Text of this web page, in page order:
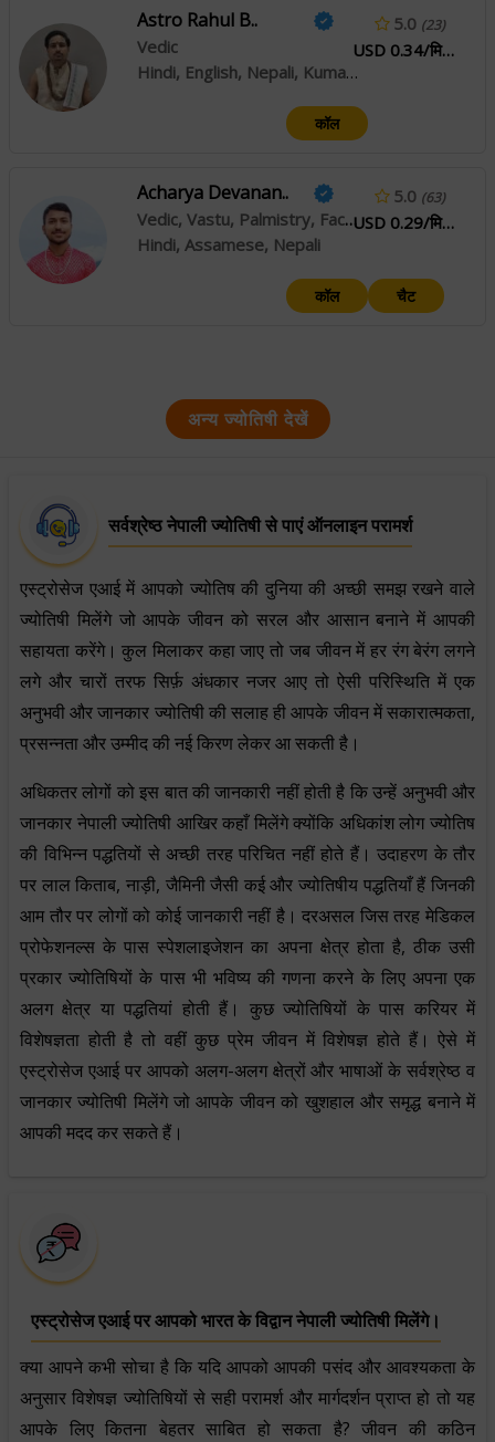
Astro Rahul B..
Vedic
Hindi, English, Nepali, Kumaoni
5.0 (23)
USD 0.34/मिनट
कॉल
Acharya Devanan..
Vedic, Vastu, Palmistry, Face Reading
Hindi, Assamese, Nepali
5.0 (63)
USD 0.29/मिनट
कॉल चैट
अन्य ज्योतिषी देखें
सर्वश्रेष्ठ नेपाली ज्योतिषी से पाएं ऑनलाइन परामर्श
एस्ट्रोसेज एआई में आपको ज्योतिष की दुनिया की अच्छी समझ रखने वाले
ज्योतिषी मिलेंगे जो आपके जीवन को सरल और आसान बनाने में आपकी
सहायता करेंगे। कुल मिलाकर कहा जाए तो जब जीवन में हर रंग बेरंग लगने
लगे और चारों तरफ सिर्फ़ अंधकार नजर आए तो ऐसी परिस्थिति में एक
अनुभवी और जानकार ज्योतिषी की सलाह ही आपके जीवन में सकारात्मकता,
प्रसन्नता और उम्मीद की नई किरण लेकर आ सकती है।
अधिकतर लोगों को इस बात की जानकारी नहीं होती है कि उन्हें अनुभवी और
जानकार नेपाली ज्योतिषी आखिर कहाँ मिलेंगे क्योंकि अधिकांश लोग ज्योतिष
की विभिन्न पद्धतियों से अच्छी तरह परिचित नहीं होते हैं। उदाहरण के तौर
पर लाल किताब, नाड़ी, जैमिनी जैसी कई और ज्योतिषीय पद्धतियाँ हैं जिनकी
आम तौर पर लोगों को कोई जानकारी नहीं है। दरअसल जिस तरह मेडिकल
प्रोफेशनल्स के पास स्पेशलाइजेशन का अपना क्षेत्र होता है, ठीक उसी
प्रकार ज्योतिषियों के पास भी भविष्य की गणना करने के लिए अपना एक
अलग क्षेत्र या पद्धतियां होती हैं। कुछ ज्योतिषियों के पास करियर में
विशेषज्ञता होती है तो वहीं कुछ प्रेम जीवन में विशेषज्ञ होते हैं। ऐसे में
एस्ट्रोसेज एआई पर आपको अलग-अलग क्षेत्रों और भाषाओं के सर्वश्रेष्ठ व
जानकार ज्योतिषी मिलेंगे जो आपके जीवन को खुशहाल और समृद्ध बनाने में
आपकी मदद कर सकते हैं।
एस्ट्रोसेज एआई पर आपको भारत के विद्वान नेपाली ज्योतिषी मिलेंगे।
क्या आपने कभी सोचा है कि यदि आपको आपकी पसंद और आवश्यकता के
अनुसार विशेषज्ञ ज्योतिषियों से सही परामर्श और मार्गदर्शन प्राप्त हो तो यह
आपके लिए कितना बेहतर साबित हो सकता है? जीवन की कठिन